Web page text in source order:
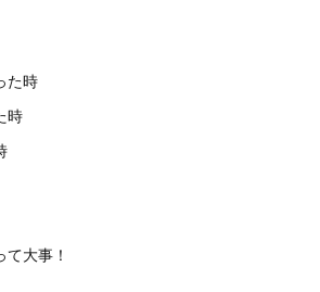
た時
時
大事！